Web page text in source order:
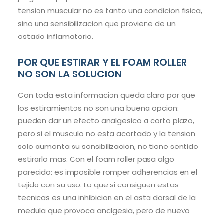
tension muscular no es tanto una condicion fisica,
sino una sensibilizacion que proviene de un
estado inflamatorio.
POR QUE ESTIRAR Y EL FOAM ROLLER
NO SON LA SOLUCION
Con toda esta informacion queda claro por que
los estiramientos no son una buena opcion:
pueden dar un efecto analgesico a corto plazo,
pero si el musculo no esta acortado y la tension
solo aumenta su sensibilizacion, no tiene sentido
estirarlo mas. Con el foam roller pasa algo
parecido: es imposible romper adherencias en el
tejido con su uso. Lo que si consiguen estas
tecnicas es una inhibicion en el asta dorsal de la
medula que provoca analgesia, pero de nuevo